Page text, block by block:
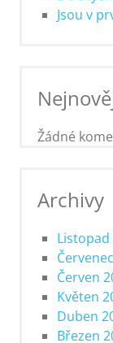
Jsou v
Žádné
Archivy
Listopad
Červen
Květen
Duben
Březen